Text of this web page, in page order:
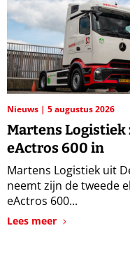
Nieuws 5 augustus 2026
Martens Logistiek
eActros 600 in
Martens Logistiek uit
neemt zijn de tweede
eActros 600...
Lees meer